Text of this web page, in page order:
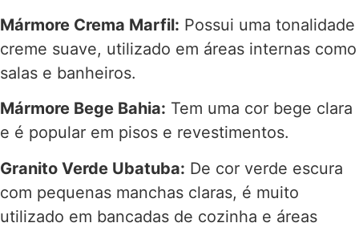
Mármore Crema Marfil: Possui uma tonalidade
creme suave, utilizado em áreas internas como
salas e banheiros.
Mármore Bege Bahia: Tem uma cor bege clara
e é popular em pisos e revestimentos.
Granito Verde Ubatuba: De cor verde escura
com pequenas manchas claras, é muito
utilizado em bancadas de cozinha e áreas